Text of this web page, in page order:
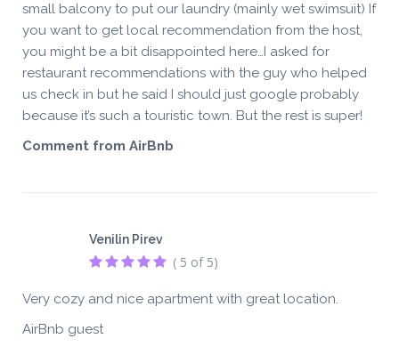
small balcony to put our laundry (mainly wet swimsuit) If
you want to get local recommendation from the host,
you might be a bit disappointed here…I asked for
restaurant recommendations with the guy who helped
us check in but he said I should just google probably
because it’s such a touristic town. But the rest is super!
Comment from AirBnb
Venilin Pirev
( 5 of 5)
Very cozy and nice apartment with great location.
AirBnb guest